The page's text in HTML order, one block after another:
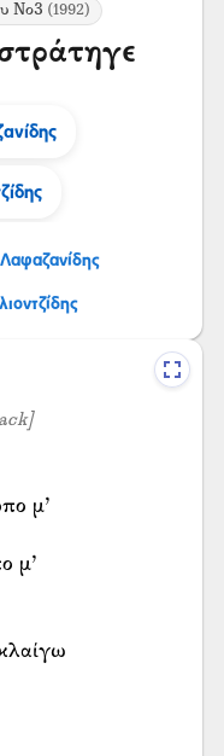
Νο3 (1992)
μ’
μ’